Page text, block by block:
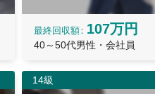
最終回収額 107万円
40～50代男性・会社員
14級